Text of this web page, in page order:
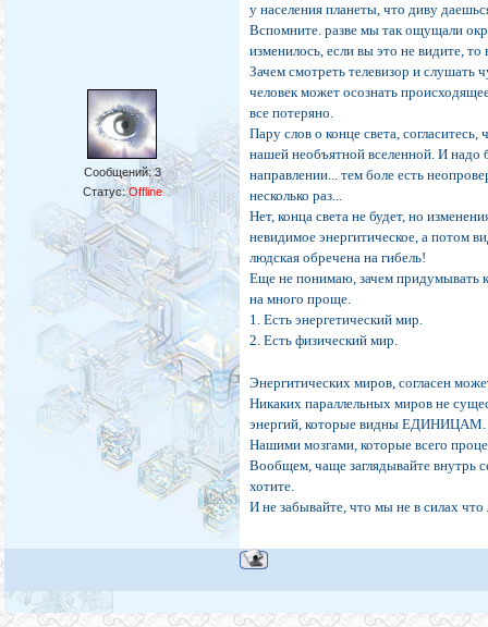
Сообщений:3
Статус:Offline
у населения планеты, что диву
Вспомните. разве мы так ощущали
изменилось, если вы это не видите,
Зачем смотреть телевизор и слушать
человек может осознать
все потеряно.
Пару слов о конце света,
нашей необъятной вселенной. И
направлении... тем боле есть
несколько раз...
Нет, конца света не будет, но
невидимое энергитическое, а потом
людская обречена на гибель!
Еще не понимаю, зачем придумывать
на много проще.
1. Есть энергетический мир.
2. Есть физический мир.
Энергитических миров, согласен
Никаких параллельных миров не
энергий, которые видны ЕДИНИЦАМ.
Нашими мозгами, которые всего
Вообщем, чаще заглядывайте внутрь
хотите.
И не забывайте, что мы не в силах